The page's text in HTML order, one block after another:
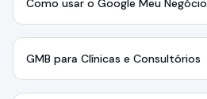
Como usar o Google Meu Negócio
GMB para Clínicas e Consultórios